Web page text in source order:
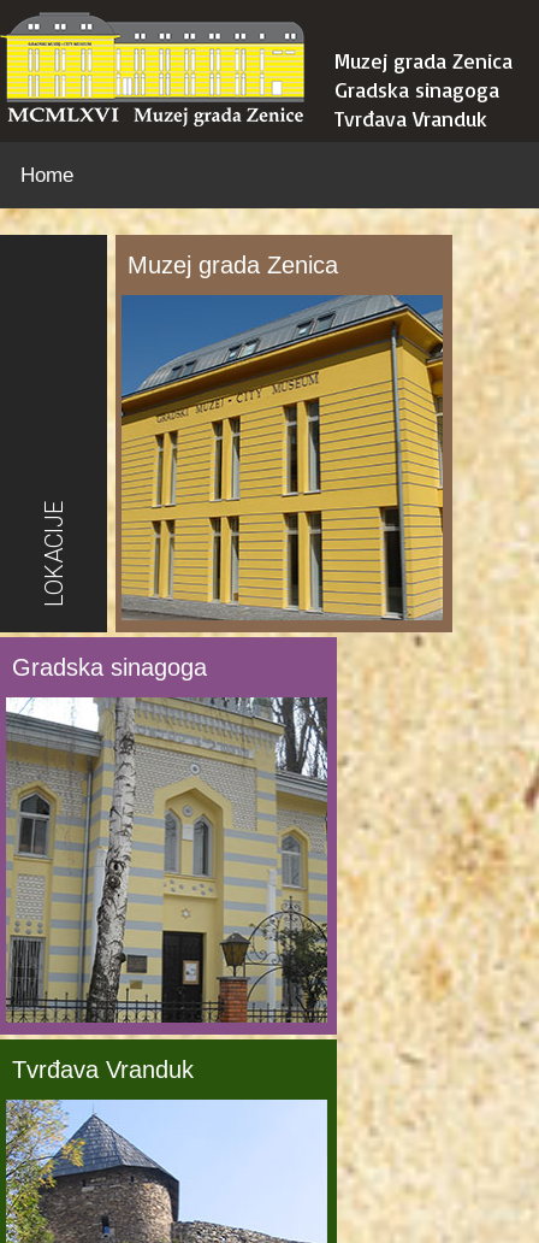
Muzej grada Zenica
Gradska sinagoga
Tvrđava Vranduk
Home
LOKACIJE
Muzej grada Zenica
Gradska sinagoga
Tvrđava Vranduk